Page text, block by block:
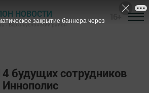
НОВОСТИ
- Верхнеуслонский район
будущих сотрудников
закрытие баннера через